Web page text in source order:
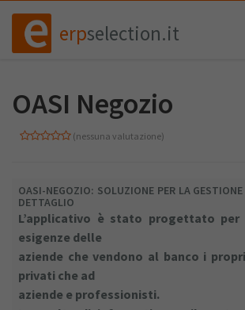
erpselection.it
OASI Negozio
(nessuna valutazione)
OASI-NEGOZIO: SOLUZIONE PER LA
DETTAGLIO
L’applicativo è stato progettato per
esigenze delle
aziende che vendono al banco i
privati che ad
aziende e professionisti.